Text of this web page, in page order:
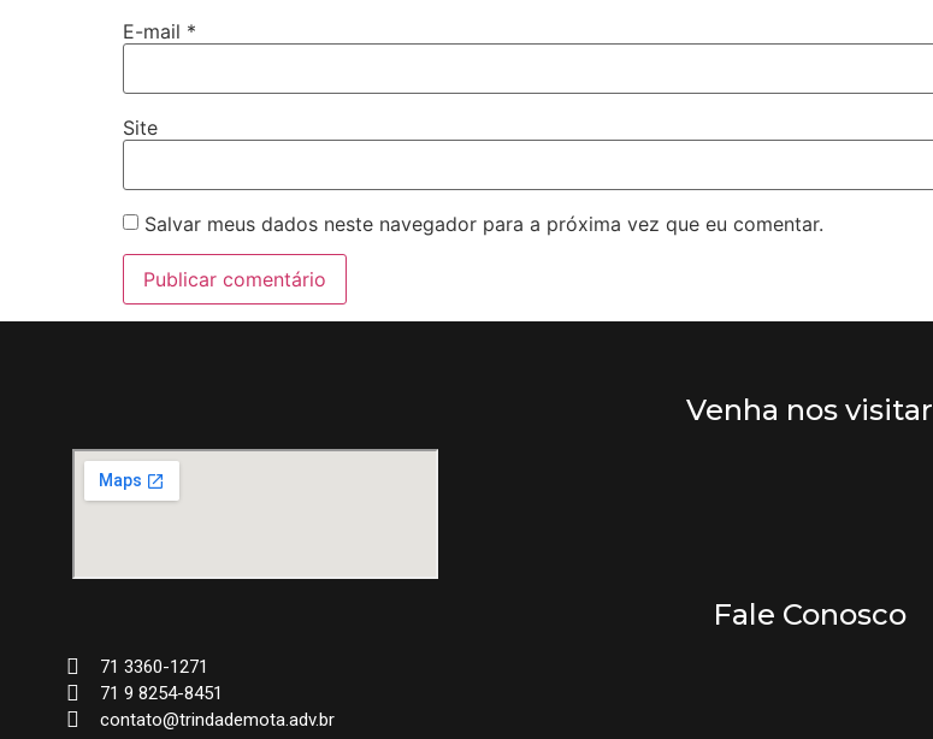
E-mail *
Site
Salvar meus dados neste navegador para a próxima vez que eu comentar.
Venha nos visitar
Fale Conosco
71 3360-1271
71 9 8254-8451
contato@trindademota.adv.br